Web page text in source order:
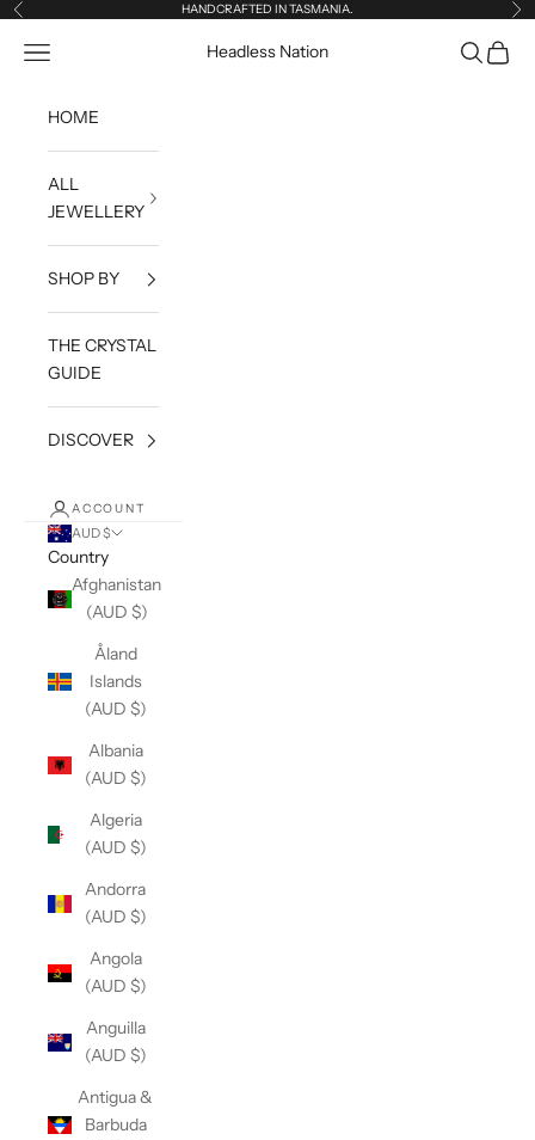
Skip to content
Previous HANDCRAFTED IN TASMANIA.
Headless Nation
Open navigation menu OpenOpen
HOME
ALL
JEWELLERY
SHOP BY
THE CRYSTAL
GUIDE
DISCOVER
ACCOUNT
AUD $
Country
Afghanistan
(AUD $)
Åland
Islands
(AUD $)
Albania
(AUD $)
Algeria
(AUD $)
Andorra
(AUD $)
Angola
(AUD $)
Anguilla
(AUD $)
Antigua &
Barbuda